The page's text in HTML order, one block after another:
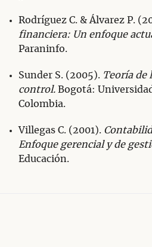
Rodríguez C. & Álvarez P.
financiera: Un enfoque
Paraninfo.
Sunder S. (2005). Teoría de
control. Bogotá:
Colombia.
Villegas C. (2001).
Enfoque gerencial y de
Educación.